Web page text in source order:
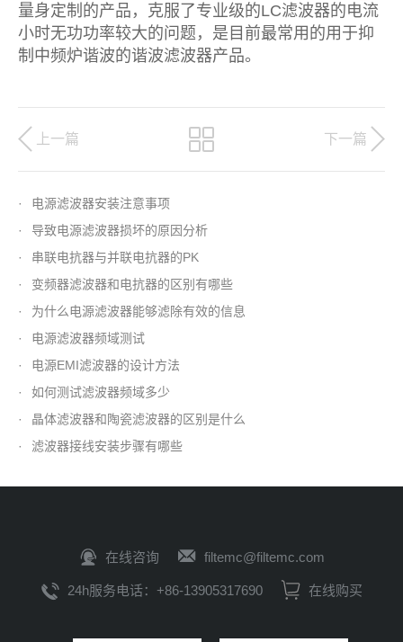
量身定制的产品，克服了专业级的LC滤波器的电流
小时无功功率较大的问题，是目前最常用的用于抑
制中频炉谐波的谐波滤波器产品。
上一篇 下一篇
·
电源滤波器安装注意事项
·
导致电源滤波器损坏的原因分析
·
串联电抗器与并联电抗器的PK
·
变频器滤波器和电抗器的区别有哪些
·
为什么电源滤波器能够滤除有效的信息
·
电源滤波器频域测试
·
电源EMI滤波器的设计方法
·
如何测试滤波器频域多少
·
晶体滤波器和陶瓷滤波器的区别是什么
·
滤波器接线安装步骤有哪些
在线咨询 filtemc@filtemc.com
24h服务电话：+86-13905317690 在线购买